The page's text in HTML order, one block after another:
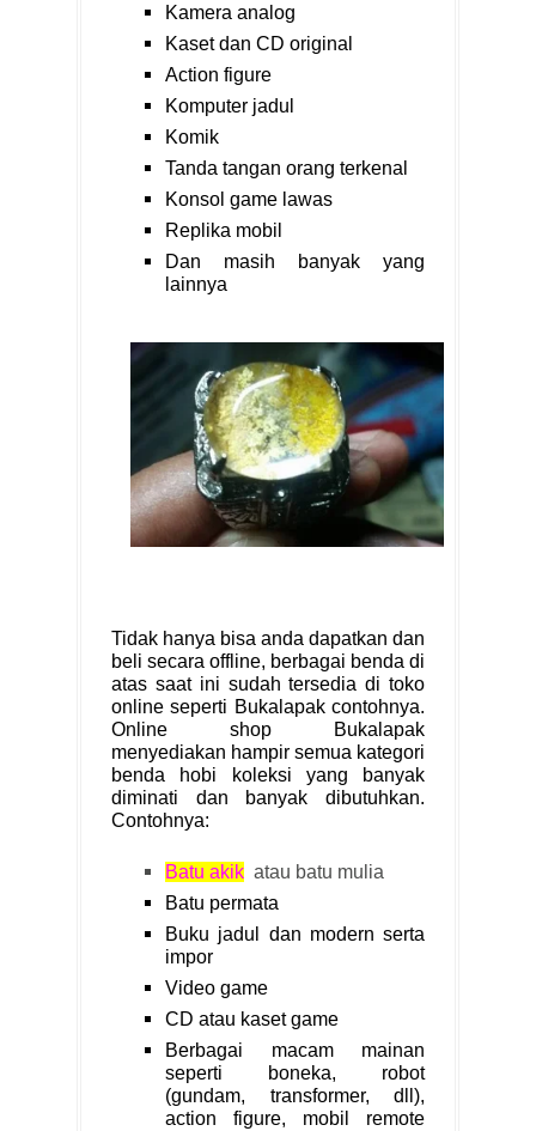
Kamera analog
Kaset dan CD original
Action figure
Komputer jadul
Komik
Tanda tangan orang terkenal
Konsol game lawas
Replika mobil
Dan masih banyak yang
lainnya
Tidak hanya bisa anda dapatkan dan
beli secara offline, berbagai benda di
atas saat ini sudah tersedia di toko
online seperti Bukalapak contohnya.
Online shop Bukalapak
menyediakan hampir semua kategori
benda hobi koleksi yang banyak
diminati dan banyak dibutuhkan.
Contohnya:
Batu akik atau batu mulia
Batu permata
Buku jadul dan modern serta
impor
Video game
CD atau kaset game
Berbagai macam mainan
seperti boneka, robot
(gundam, transformer, dll),
action figure, mobil remote